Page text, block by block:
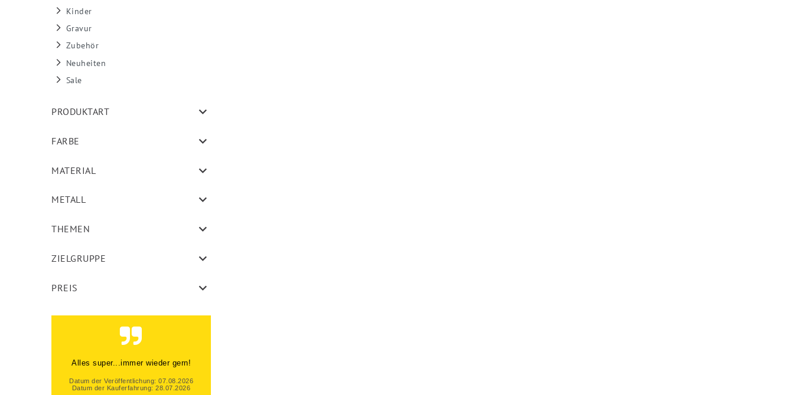
Kinder
Gravur
Zubehör
Neuheiten
Sale
PRODUKTART
FARBE
MATERIAL
METALL
THEMEN
ZIELGRUPPE
PREIS
Alles super...immer wieder gern!
Datum der Veröffentlichung: 07.08.2026
Datum der Kauferfahrung: 28.07.2026